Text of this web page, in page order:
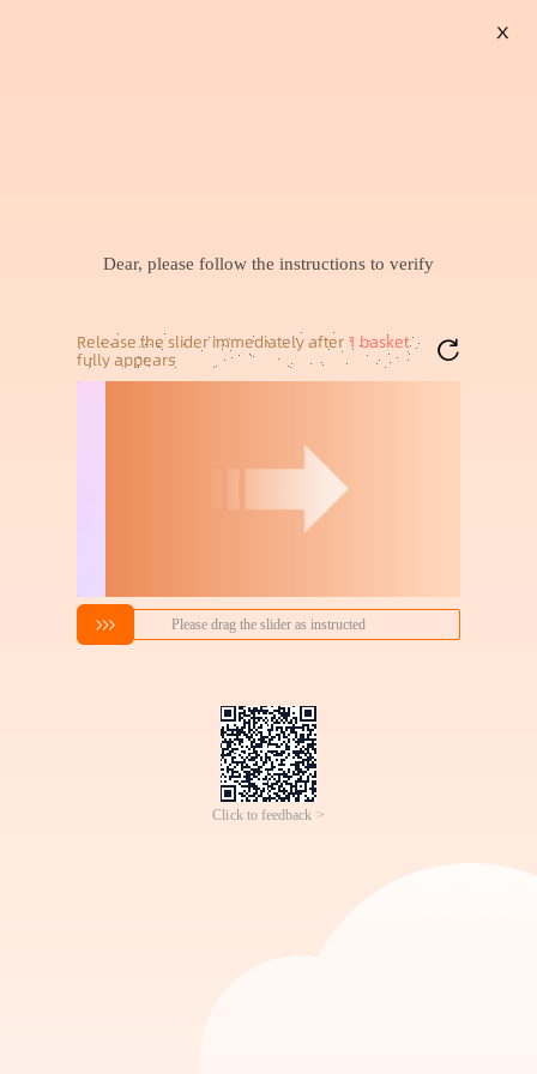
暂未找到兴趣商品，可以试试搜索喜欢的商品
搜索喜欢的商品
X